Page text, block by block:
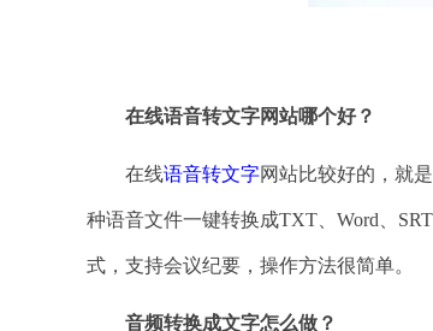
在线语音转文字网站哪个好？
在线语音转文字网站比较好的，就
种语音文件一键转换成TXT、Word、
式，支持会议纪要，操作方法很简单。
音频转换成文字怎么做？